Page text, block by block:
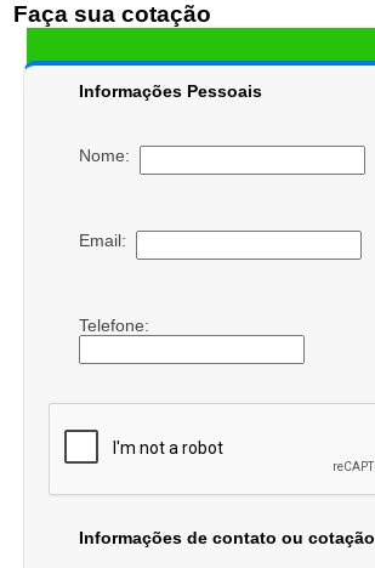
Faça sua cotação
Informações Pessoais
Nome:
Email:
Telefone:
Informações de contato ou cotação